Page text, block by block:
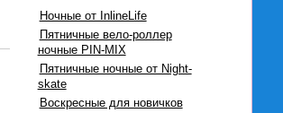
Ночные от InlineLife
Пятничные вело-роллер
ночные PIN-MIX
Пятничные ночные от Night-
skate
Воскресные для новичков